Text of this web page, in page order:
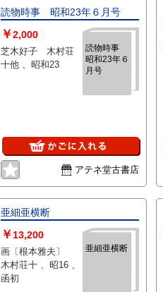
読物時事 昭和23年６月号
読物時事
昭和23年６
月号
￥2,000
芝木好子 木村荘
十他 、昭和23
アテネ堂古書店
亜細亜横断
亜細亜横断
￥13,200
画〔根本雅夫〕
木村荘十 、昭16 、
函初